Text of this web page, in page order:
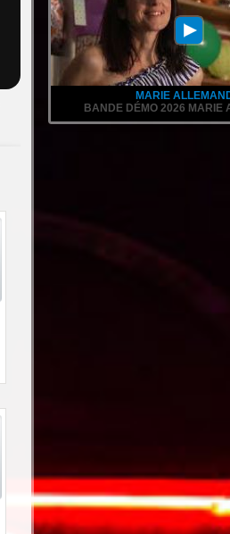
MARIE
BANDE DÉMO 2026 MARIE